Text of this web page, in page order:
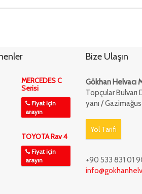
MERCEDES C
Serisi
Fiyat için
arayın
TOYOTA Rav 4
Fiyat için
arayın
Bize Ulaşın
Gökhan Helvacı
Topçular Bulvarı
yanı /
Yol Tarifi
+90 533 831 01